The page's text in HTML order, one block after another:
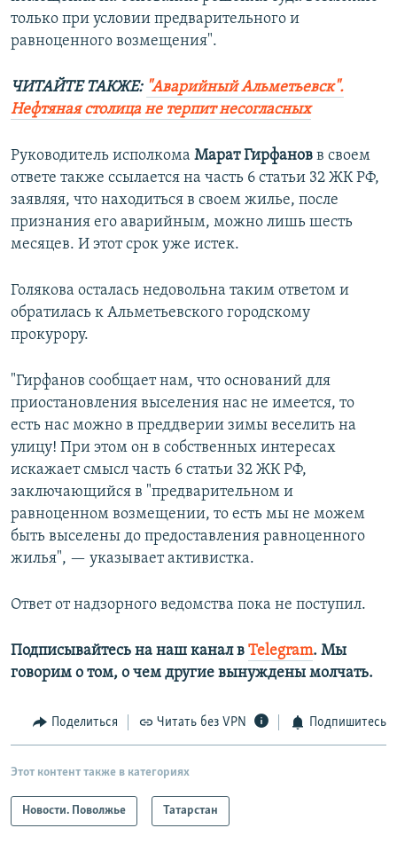
только при условии предварительного и
равноценного возмещения".
ЧИТАЙТЕ ТАКЖЕ: "Аварийный Альметьевск".
Нефтяная столица не терпит несогласных
Руководитель исполкома Марат Гирфанов в своем
ответе также ссылается на часть 6 статьи 32 ЖК РФ,
заявляя, что находиться в своем жилье, после
признания его аварийным, можно лишь шесть
месяцев. И этот срок уже истек.
Голякова осталась недовольна таким ответом и
обратилась к Альметьевского городскому
прокурору.
"Гирфанов сообщает нам, что оснований для
приостановления выселения нас не имеется, то
есть нас можно в преддверии зимы веселить на
улицу! При этом он в собственных интересах
искажает смысл часть 6 статьи 32 ЖК РФ,
заключающийся в "предварительном и
равноценном возмещении, то есть мы не можем
быть выселены до предоставления равноценного
жилья", — указывает активистка.
Ответ от надзорного ведомства пока не поступил.
Подписывайтесь на наш канал в Telegram. Мы
говорим о том, о чем другие вынуждены молчать.
Поделиться Читать без VPN Подпишитесь
Этот контент также в категориях
Новости. Поволжье Татарстан